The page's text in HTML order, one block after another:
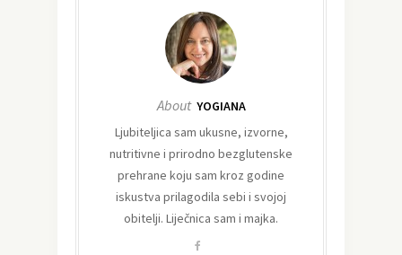
About YOGIANA
Ljubiteljica sam ukusne, izvorne,
nutritivne i prirodno bezglutenske
prehrane koju sam kroz godine
iskustva prilagodila sebi i svojoj
obitelji. Liječnica sam i majka.